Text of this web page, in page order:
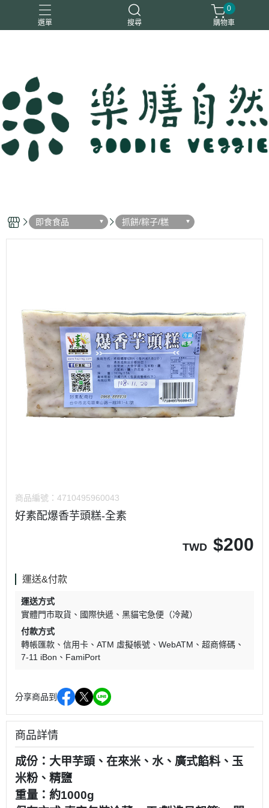
選單 搜尋
一樂鶴
0
購物車
即食食品 抓餅/粽子/糕
商品編號： 4710495960043
好素配爆香芋頭糕-全素
TWD $200
運送&付款
運送方式
實體門市取貨
國際快遞
黑貓宅急便（冷藏）
付款方式
轉帳匯款
信用卡 ATM 虛擬帳號 WebATM
超商條碼
7-11 iBon
FamiPort
分享商品到
商品詳情
成份：大甲芋頭、在來米、水、廣式餡料、玉
米粉、精鹽
重量：約1000g